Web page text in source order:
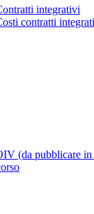
integrativi
contratti
(da pubblicare in